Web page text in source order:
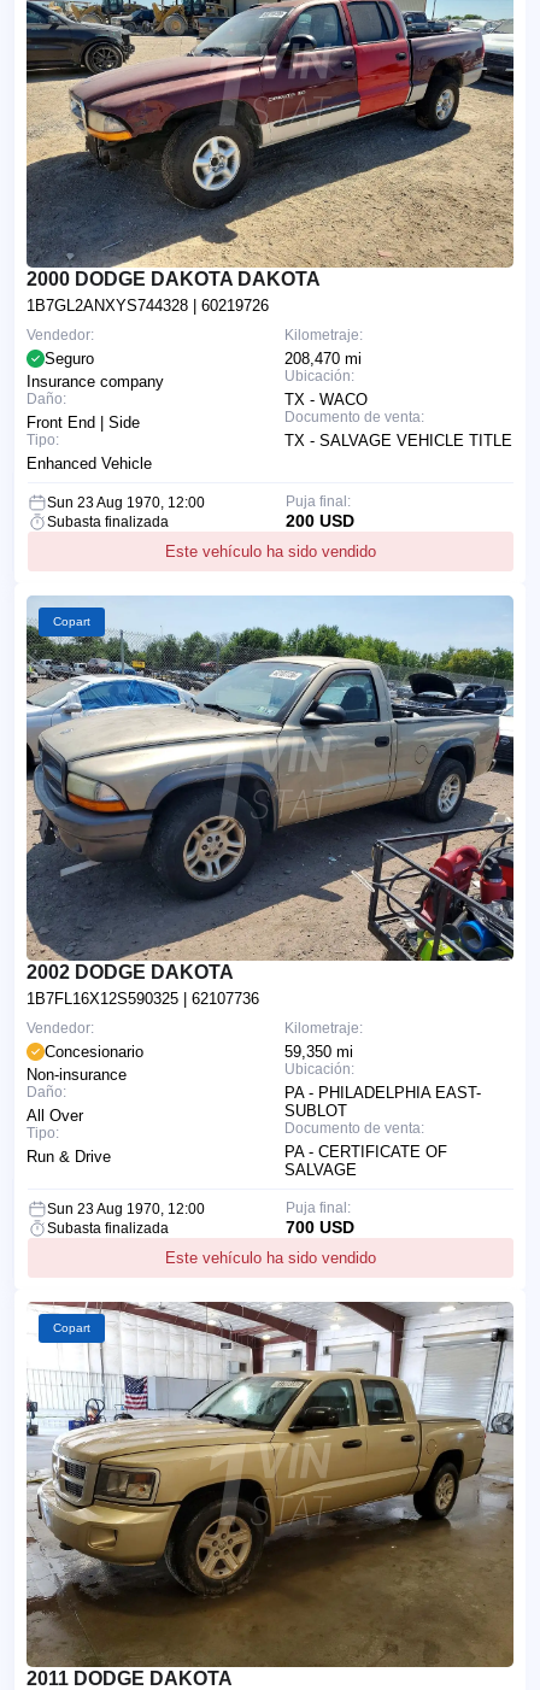
2000 DODGE DAKOTA DAKOTA
1B7GL2ANXYS744328 | 60219726
Kilometraje:
208,470 mi
Ubicación:
TX - WACO
Documento de venta:
TX - SALVAGE VEHICLE TITLE
Vendedor:
Seguro
Insurance company
Daño:
Front End | Side
Tipo:
Enhanced Vehicle
Sun 23 Aug 1970, 12:00
Subasta finalizada
Este vehículo ha sido vendido
Puja final:
200 USD
Copart
2002 DODGE DAKOTA
1B7FL16X12S590325 | 62107736
Kilometraje:
59,350 mi
Ubicación:
PA - PHILADELPHIA EAST-
SUBLOT
Documento de venta:
PA - CERTIFICATE OF
SALVAGE
Vendedor:
Concesionario
Non-insurance
Daño:
All Over
Tipo:
Run & Drive
Sun 23 Aug 1970, 12:00
Subasta finalizada
Este vehículo ha sido vendido
Puja final:
700 USD
Copart
2011 DODGE DAKOTA